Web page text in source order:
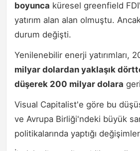
boyunca küresel greenfield
yatırım alan alan olmuştu.
durum değişti.
Yenilenebilir enerji yatırımları,
milyar dolardan yaklaşık
düşerek 200 milyar dolara
Visual Capitalist'e göre bu
ve Avrupa Birliği'ndeki büyük
politikalarında yaptığı